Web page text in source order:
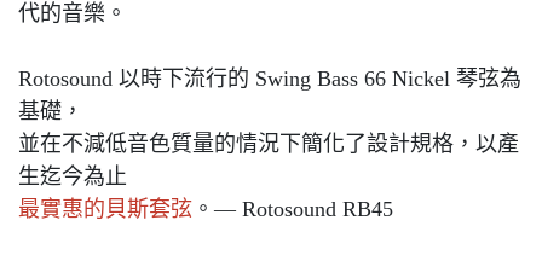
代的音樂。
Rotosound 以時下流行的 Swing Bass 66 Nickel 琴弦為
基礎，
並在不減低音色質量的情況下簡化了設計規格，以產
生迄今為止
最實惠的貝斯套弦 。— Rotosound RB45